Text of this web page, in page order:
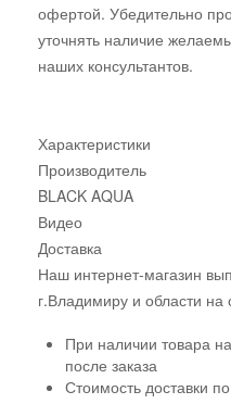
офертой. Убедительно
уточнять наличие
наших консультантов.
Характеристики
Производитель
BLACK AQUA
Видео
Доставка
Наш интернет-магазин
г.Владимиру и области
При наличии товара
после заказа
Стоимость доставки